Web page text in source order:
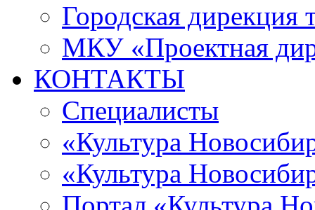
Городская дирекция
МКУ «Проектная
КОНТАКТЫ
Специалисты
«Культура
«Культура